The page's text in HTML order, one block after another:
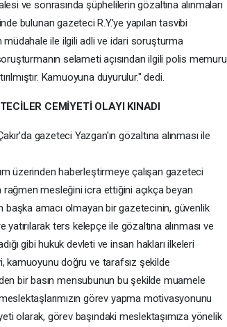
ve sonrasında şüphelilerin gözaltına alınmaları
bulunan gazeteci R.Y.'ye yapılan tasvibi
ile ilgili adli ve idari soruşturma
selameti açısından ilgili polis memuru
Kamuoyuna duyurulur." dedi.
CEMİYETİ OLAYI KINADI
gazeteci Yazgan'ın gözaltına alınması ile
üzerinden haberleştirmeye çalışan gazeteci
rağmen mesleğini icra ettiğini açıkça beyan
amacı olmayan bir gazetecinin, güvenlik
ters kelepçe ile gözaltına alınması ve
gibi hukuk devleti ve insan hakları ilkeleri
kamuoyunu doğru ve tarafsız şekilde
bir basın mensubunun bu şekilde muamele
görev yapma motivasyonunu
olarak, görev başındaki meslektaşımıza yönelik